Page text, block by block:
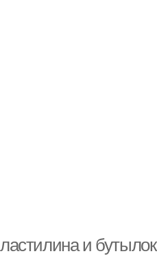
и бутылок